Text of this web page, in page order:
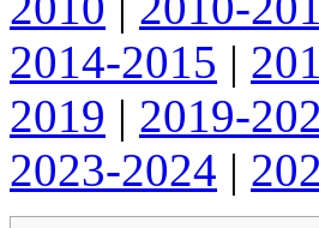
2014-2015 |
2019 | 2019-
2023-2024 |